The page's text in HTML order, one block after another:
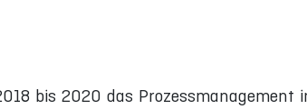
bis 2020 das Prozessmanagement